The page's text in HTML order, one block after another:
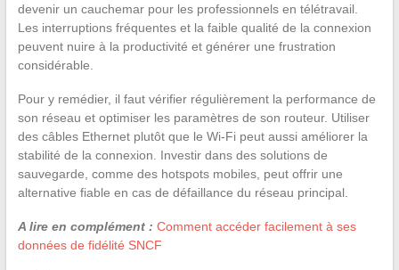
devenir un cauchemar pour les professionnels en télétravail.
Les interruptions fréquentes et la faible qualité de la connexion
peuvent nuire à la productivité et générer une frustration
considérable.
Pour y remédier, il faut vérifier régulièrement la performance de
son réseau et optimiser les paramètres de son routeur. Utiliser
des câbles Ethernet plutôt que le Wi-Fi peut aussi améliorer la
stabilité de la connexion. Investir dans des solutions de
sauvegarde, comme des hotspots mobiles, peut offrir une
alternative fiable en cas de défaillance du réseau principal.
A lire en complément : Comment accéder facilement à ses
données de fidélité SNCF